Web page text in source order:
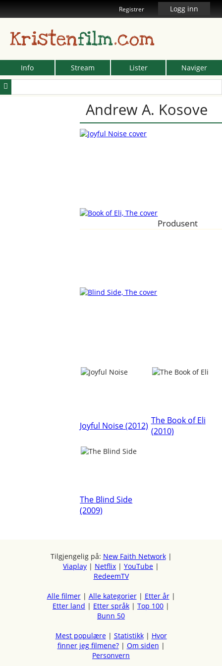
Registrer Logg inn
Kristenfilm.com
Info Stream Lister Naviger
Andrew A. Kosove
Produsent
Joyful Noise (2012) The Book of Eli
(2010)
The Blind Side
(2009)
Tilgjengelig på: New Faith Network|
Viaplay | Netflix | YouTube |
RedeemTV
Alle filmer| Alle kategorier| Etter år|
Etter land | Etter språk | Top 100 |
Bunn 50
Mest populære| Statistikk| Hvor
finner jeg filmene?| Om siden |
Personvern